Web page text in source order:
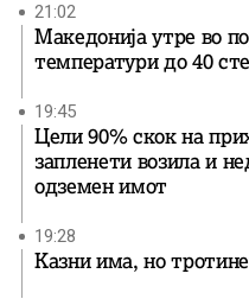
21:02
Македонија утре во
температури до 40
19:45
Цели 90% скок на
запленети возила и
одземен имот
19:28
Казни има, но